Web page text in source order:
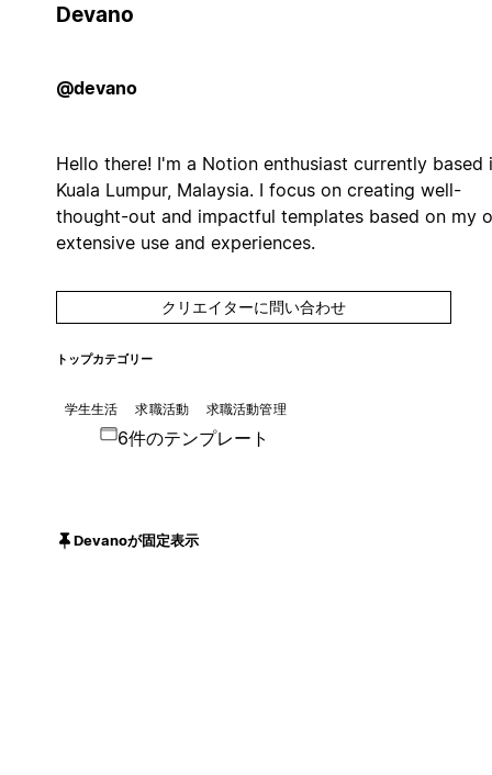
Devano
@devano
Hello there! I'm a Notion enthusiast currently based
Kuala Lumpur, Malaysia. I focus on creating well-
thought-out and impactful templates based on my
extensive use and experiences.
クリエイターに問い合わせ
トップカテゴリー
学生生活 求職活動 求職活動管理
6件のテンプレート
Devanoが固定表示